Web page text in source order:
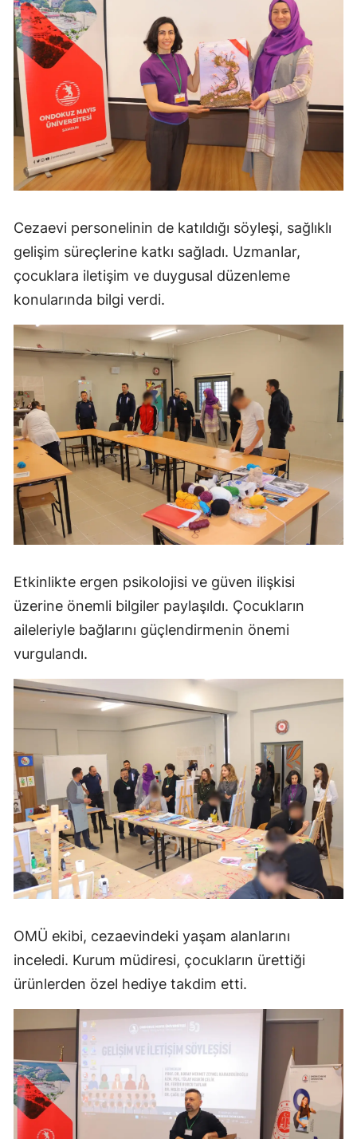
Cezaevi personelinin de katıldığı söyleşi, sağlıklı
gelişim süreçlerine katkı sağladı. Uzmanlar,
çocuklara iletişim ve duygusal düzenleme
konularında bilgi verdi.
Etkinlikte ergen psikolojisi ve güven ilişkisi
üzerine önemli bilgiler paylaşıldı. Çocukların
aileleriyle bağlarını güçlendirmenin önemi
vurgulandı.
OMÜ ekibi, cezaevindeki yaşam alanlarını
inceledi. Kurum müdiresi, çocukların ürettiği
ürünlerden özel hediye takdim etti.